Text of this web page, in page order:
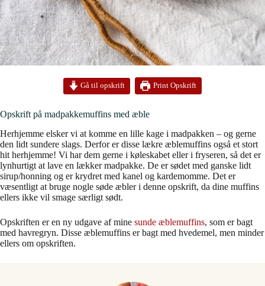
Gå til opskrift Print Opskrift
Opskrift på madpakkemuffins med æble
Herhjemme elsker vi at komme en lille kage i madpakken – og gerne
den lidt sundere slags. Derfor er disse lækre æblemuffins også et stort
hit herhjemme! Vi har dem gerne i køleskabet eller i fryseren, så det er
lynhurtigt at lave en lækker madpakke. De er sødet med ganske lidt
sirup/honning og er krydret med kanel og kardemomme. Det er
væsentligt at bruge nogle søde æbler i denne opskrift, da dine muffins
ellers ikke vil smage særligt sødt.
Opskriften er en ny udgave af mine sunde æblemuffins, som er bagt
med havregryn. Disse æblemuffins er bagt med hvedemel, men minder
ellers om opskriften.